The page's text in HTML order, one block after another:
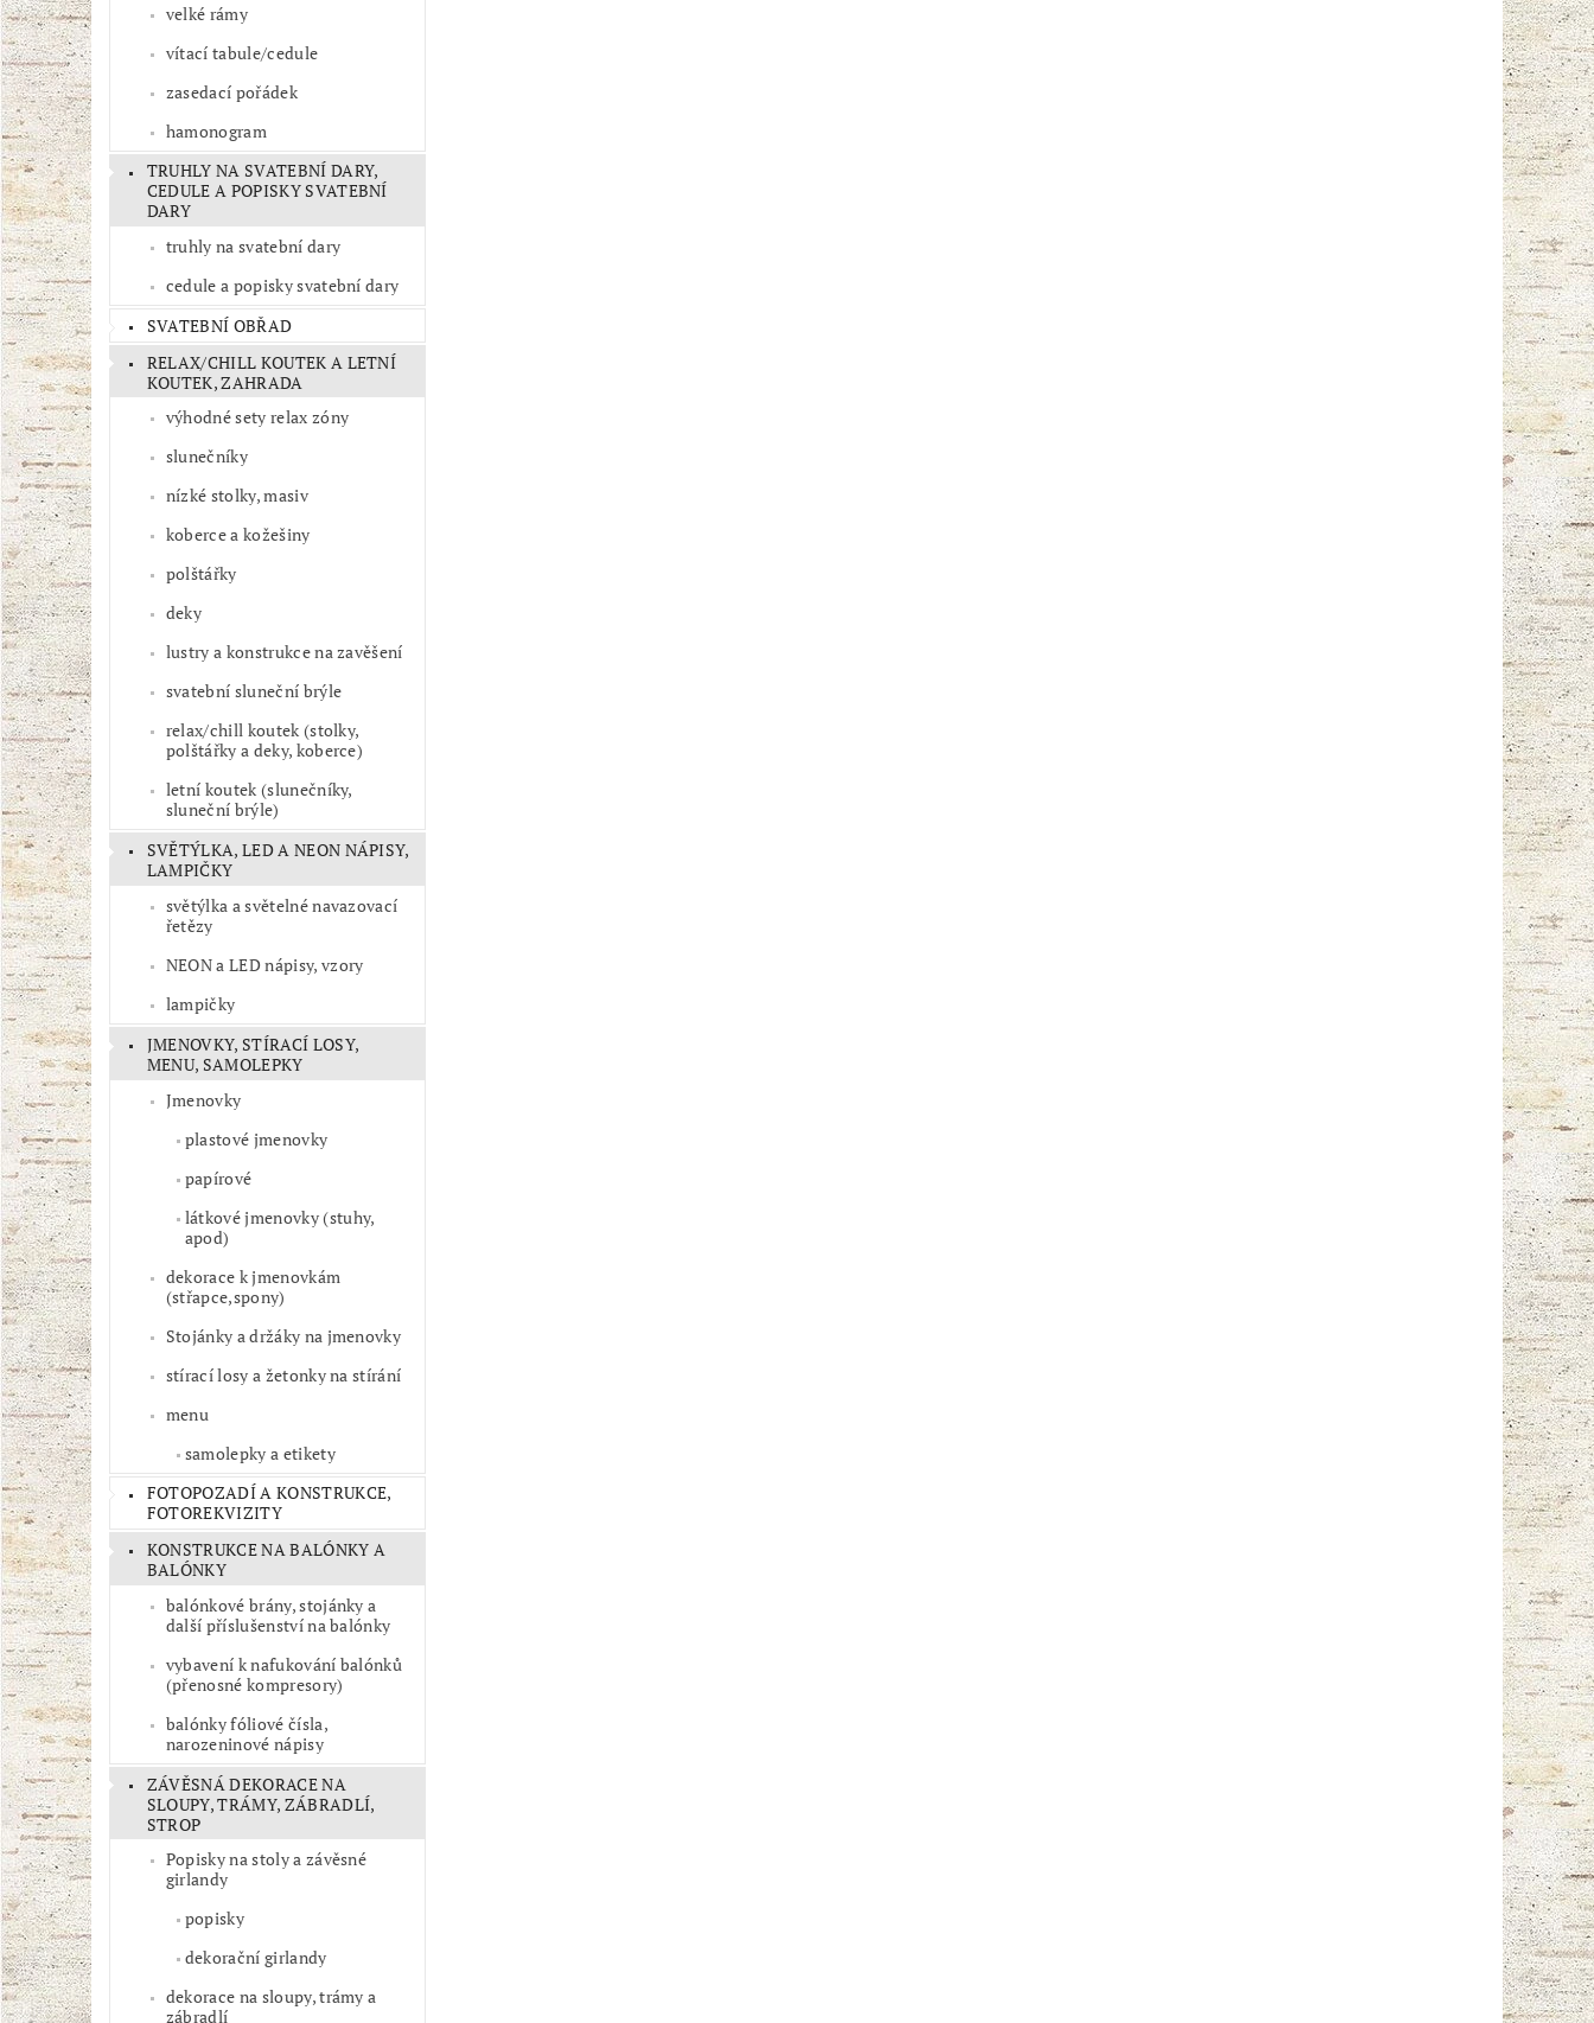
velké rámy
vítací tabule/cedule
zasedací pořádek
hamonogram
TRUHLY NA SVATEBNÍ DARY,
CEDULE A POPISKY SVATEBNÍ
DARY
truhly na svatební dary
cedule a popisky svatební dary
SVATEBNÍ OBŘAD
RELAX/CHILL KOUTEK A LETNÍ
KOUTEK, ZAHRADA
výhodné sety relax zóny
slunečníky
nízké stolky, masiv
koberce a kožešiny
polštářky
deky
lustry a konstrukce na zavěšení
svatební sluneční brýle
relax/chill koutek (stolky,
polštářky a deky, koberce)
letní koutek (slunečníky,
sluneční brýle)
SVĚTÝLKA, LED A NEON NÁPISY,
LAMPIČKY
světýlka a světelné navazovací
řetězy
NEON a LED nápisy, vzory
lampičky
JMENOVKY, STÍRACÍ LOSY,
MENU, SAMOLEPKY
Jmenovky
plastové jmenovky
papírové
látkové jmenovky (stuhy,
apod)
dekorace k jmenovkám
(střapce,spony)
Stojánky a držáky na jmenovky
stírací losy a žetonky na stírání
menu
samolepky a etikety
FOTOPOZADÍ A KONSTRUKCE,
FOTOREKVIZITY
KONSTRUKCE NA BALÓNKY A
BALÓNKY
balónkové brány, stojánky a
další příslušenství na balónky
vybavení k nafukování balónků
(přenosné kompresory)
balónky fóliové čísla,
narozeninové nápisy
ZÁVĚSNÁ DEKORACE NA
SLOUPY, TRÁMY, ZÁBRADLÍ,
STROP
Popisky na stoly a závěsné
girlandy
popisky
dekorační girlandy
dekorace na sloupy, trámy a
zábradlí